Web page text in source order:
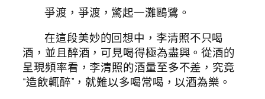
爭渡，爭渡，驚起一灘鷗鷺。
在這段美妙的回想中，李清照不只喝
酒，並且醉酒，可見喝得極為盡興。從酒的
呈現頻率看，李清照的酒量至多不差，究竟
“造飲輒醉”，就難以多喝常喝，以酒為樂。